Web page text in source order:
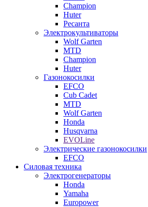
Champion
Huter
Ресанта
Электрокультиваторы
Wolf Garten
MTD
Champion
Huter
Газонокосилки
EFCO
Cub Cadet
MTD
Wolf Garten
Honda
Husqvarna
EVOLine
Электрические газонокосилки
EFCO
Силовая техника
Электрогенераторы
Honda
Yamaha
Europower